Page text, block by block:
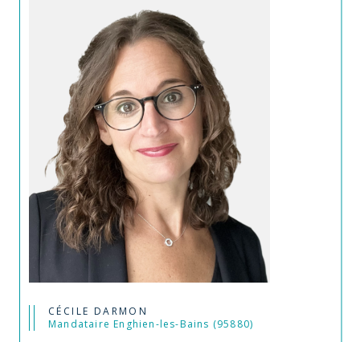
CÉCILE DARMON
Mandataire Enghien-les-Bains (95880)